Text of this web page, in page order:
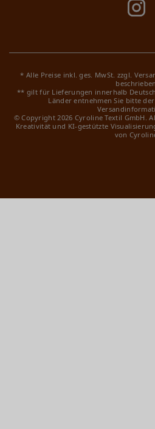
* Alle Preise inkl. ges. MwSt. zzgl.
beschrieben
** gilt für Lieferungen innerhalb
Länder entnehmen Sie bitte
© Copyright 2026 Cyroline Textil GmbH.
Kreativität und KI-gestützte
von